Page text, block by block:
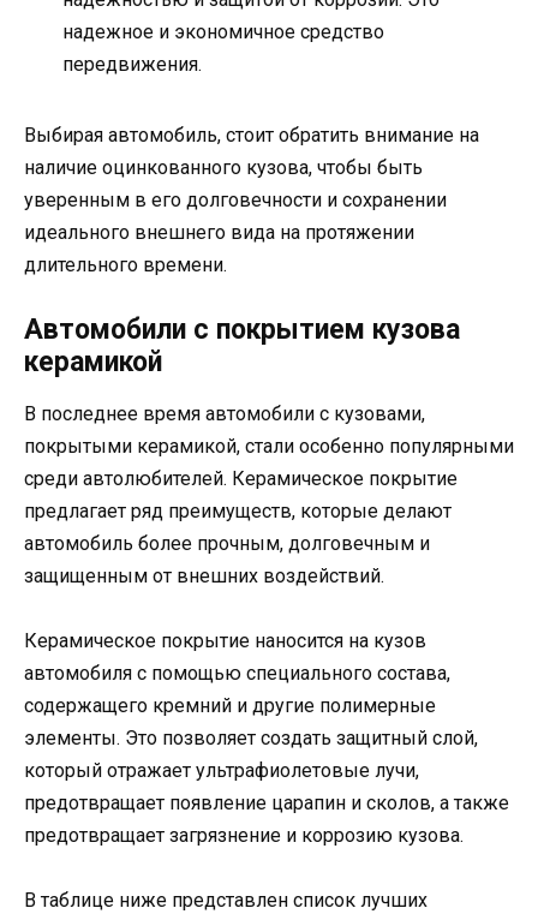
надежное и экономичное средство
передвижения.
Выбирая автомобиль, стоит обратить внимание на
наличие оцинкованного кузова, чтобы быть
уверенным в его долговечности и сохранении
идеального внешнего вида на протяжении
длительного времени.
Автомобили с покрытием кузова
керамикой
В последнее время автомобили с кузовами,
покрытыми керамикой, стали особенно популярными
среди автолюбителей. Керамическое покрытие
предлагает ряд преимуществ, которые делают
автомобиль более прочным, долговечным и
защищенным от внешних воздействий.
Керамическое покрытие наносится на кузов
автомобиля с помощью специального состава,
содержащего кремний и другие полимерные
элементы. Это позволяет создать защитный слой,
который отражает ультрафиолетовые лучи,
предотвращает появление царапин и сколов, а также
предотвращает загрязнение и коррозию кузова.
В таблице ниже представлен список лучших